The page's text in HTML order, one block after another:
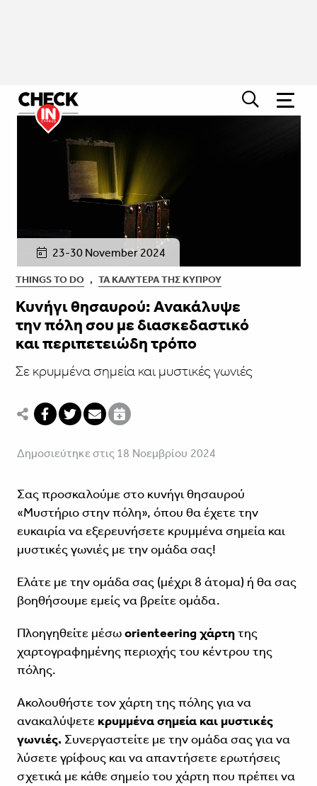
23-30 November 2024
THINGS TO DO , ΤΑ ΚΑΛΎΤΕΡΑ ΤΗΣ ΚΎΠΡΟΥ
Κυνήγι θησαυρού: Ανακάλυψε
την πόλη σου με διασκεδαστικό
και περιπετειώδη τρόπο
Σε κρυμμένα σημεία και μυστικές γωνιές
Δημοσιεύτηκε στις 18 Νοεμβρίου 2024
Σας προσκαλούμε στο κυνήγι θησαυρού
«Μυστήριο στην πόλη», όπου θα έχετε την
ευκαιρία να εξερευνήσετε κρυμμένα σημεία και
μυστικές γωνιές με την ομάδα σας!
Ελάτε με την ομάδα σας (μέχρι 8 άτομα) ή θα σας
βοηθήσουμε εμείς να βρείτε ομάδα.
Πλοηγηθείτε μέσωorienteering χάρτητης
χαρτογραφημένης περιοχής του κέντρου της
πόλης.
Ακολουθήστε τον χάρτη της πόλης για να
ανακαλύψετε κρυμμένα σημεία και μυστικές
γωνιές. Συνεργαστείτε με την ομάδα σας για να
λύσετε γρίφους και να απαντήσετε ερωτήσεις
σχετικά με κάθε σημείο του χάρτη που πρέπει να